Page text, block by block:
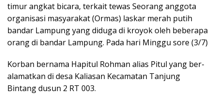
timur angkat bicara, terkait tewas Seorang anggota
organisasi masyarakat (Ormas) laskar merah putih
bandar Lampung yang diduga di kroyok oleh beberapa
orang di bandar Lampung. Pada hari Minggu sore (3/7)
Korban bernama Hapitul Rohman alias Pitul yang ber-
alamatkan di desa Kaliasan Kecamatan Tanjung
Bintang dusun 2 RT 003.